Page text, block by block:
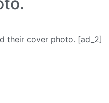
their cover photo. [ad_2]